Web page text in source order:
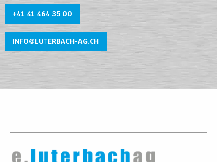
+41 41 464 35 00
INFO@LUTERBACH-AG.CH